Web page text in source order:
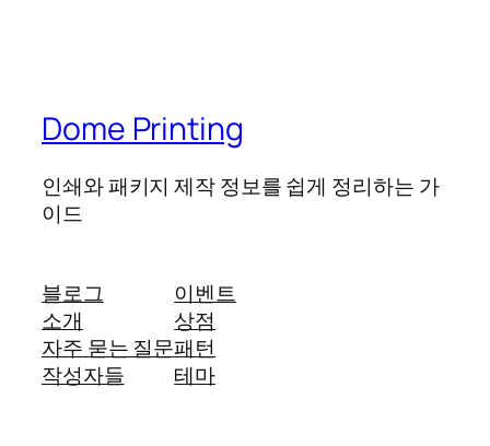
Dome Printing
인쇄와 패키지 제작 정보를 쉽게 정리하는 가
이드
블로그
소개
자주 묻는 질문
작성자들
이벤트
상점
패턴
테마